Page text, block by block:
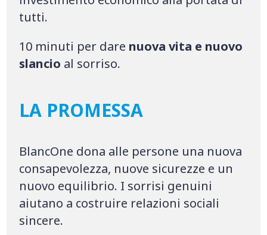
tutti.
10 minuti per dare nuova vita e nuovo
slancio al sorriso.
LA PROMESSA
BlancOne dona alle persone una nuova
consapevolezza, nuove sicurezze e un
nuovo equilibrio. I sorrisi genuini
aiutano a costruire relazioni sociali
sincere.